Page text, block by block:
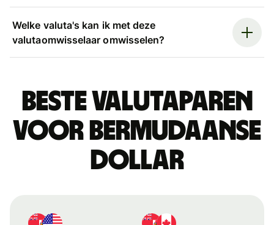
Welke valuta's kan ik met deze
valutaomwisselaar omwisselen?
Beste valutaparen
voor Bermudaanse
dollar